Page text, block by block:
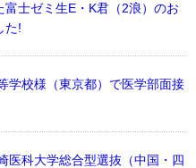
士ゼミ生E・K君（2浪）のお
た!
学校様（東京都）で医学部面接
医科大学総合型選抜（中国・四